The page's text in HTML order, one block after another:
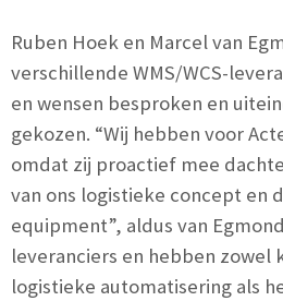
Ruben Hoek en Marcel van
verschillende WMS/WCS-
en wensen besproken en
gekozen. “Wij hebben voor
omdat zij proactief mee
van ons logistieke concept en
equipment”, aldus van
leveranciers en hebben zowel
logistieke automatisering als